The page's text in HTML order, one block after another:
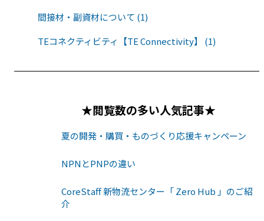
間接材・副資材について (1)
TEコネクティビティ【TE Connectivity】 (1)
★閲覧数の多い人気記事★
夏の開発・購買・ものづくり応援キャンペーン
NPNとPNPの違い
CoreStaff 新物流センター「 Zero Hub 」のご紹
介